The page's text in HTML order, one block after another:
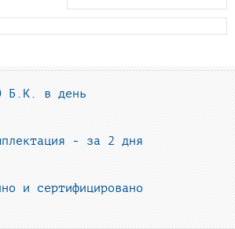
Б.К. в день
- за 2 дня
и сертифицировано